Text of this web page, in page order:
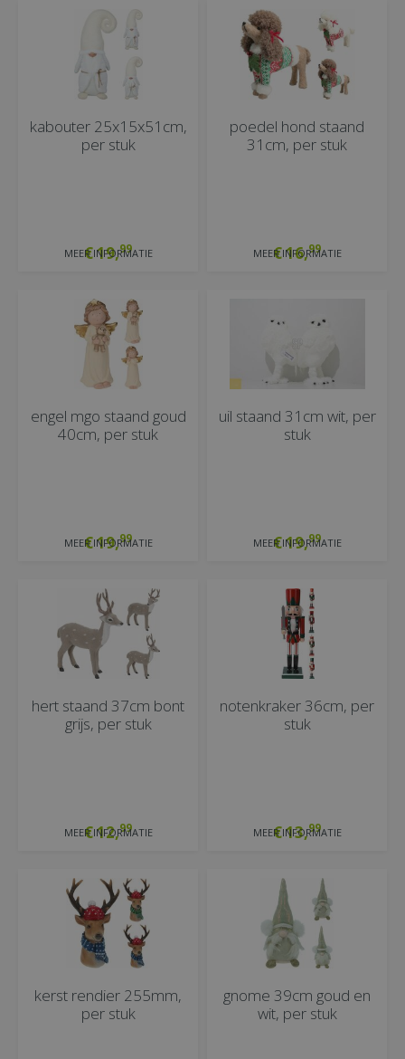
kabouter 25x15x51cm,
per stuk
€19,99
MEER INFORMATIE
poedel hond staand
31cm, per stuk
€16,99
MEER INFORMATIE
engel mgo staand goud
40cm, per stuk
€19,99
MEER INFORMATIE
uil staand 31cm wit, per
stuk
€19,99
MEER INFORMATIE
hert staand 37cm bont
grijs, per stuk
€12,99
MEER INFORMATIE
notenkraker 36cm, per
stuk
€13,99
MEER INFORMATIE
kerst rendier 255mm,
per stuk
gnome 39cm goud en
wit, per stuk